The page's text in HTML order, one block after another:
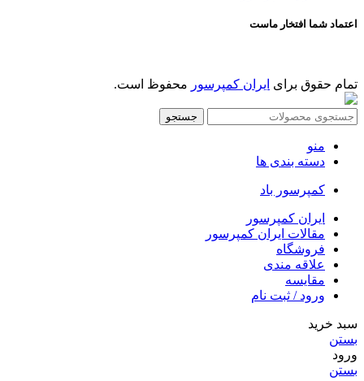
اعتماد شما افتخار ماست
تمام حقوق برای ایران کمپرسور محفوظ است.
جستجو
منو
دسته بندی ها
کمپرسور باد
ایران کمپرسور
مقالات ایران کمپرسور
فروشگاه
علاقه مندی
مقایسه
ورود / ثبت نام
سبد خرید
بستن
ورود
بستن